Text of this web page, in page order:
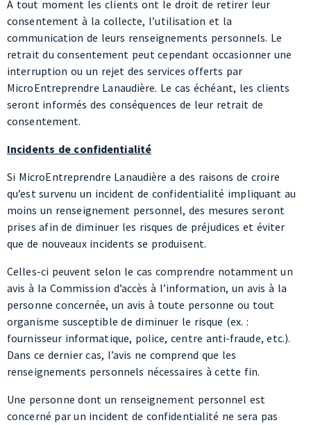
retrait du consentement peut cependant occasionner une
interruption ou un rejet des services offerts par
MicroEntreprendre Lanaudière. Le cas échéant, les clients
seront informés des conséquences de leur retrait de
consentement.
Incidents de confidentialité
qu’est survenu un incident de confidentialité impliquant au
prises afin de diminuer les risques de préjudices et éviter
que de nouveaux incidents se produisent.
Celles-ci peuvent selon le cas comprendre notamment un
avis à la Commission d’accès à l’information, un avis à la
organisme susceptible de diminuer le risque (ex. :
fournisseur informatique, police, centre anti-fraude, etc.).
Dans ce dernier cas, l’avis ne comprend que les
renseignements personnels nécessaires à cette fin.
Une personne dont un renseignement personnel est
concerné par un incident de confidentialité ne sera pas
enquête faite par une personne ou un organisme chargé, en
vertu de la loi, de détecter ou réprimer le crime ou les